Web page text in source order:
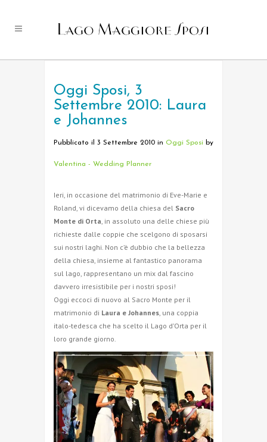
Oggi Sposi, 3
Settembre 2010: Laura
e Johannes
Pubblicato il 3 Settembre 2010 in Oggi Sposi by
Valentina - Wedding Planner
Ieri, in occasione del matrimonio di Eve-Marie e
Roland, vi dicevamo della chiesa del Sacro
Monte di Orta, in assoluto una delle chiese più
richieste dalle coppie che scelgono di sposarsi
sui nostri laghi. Non c’è dubbio che la bellezza
della chiesa, insieme al fantastico panorama
sul lago, rappresentano un mix dal fascino
davvero irresistibile per i nostri sposi!
Oggi eccoci di nuovo al Sacro Monte per il
matrimonio di Laura e Johannes, una coppia
italo-tedesca che ha scelto il Lago d’Orta per il
loro grande giorno.